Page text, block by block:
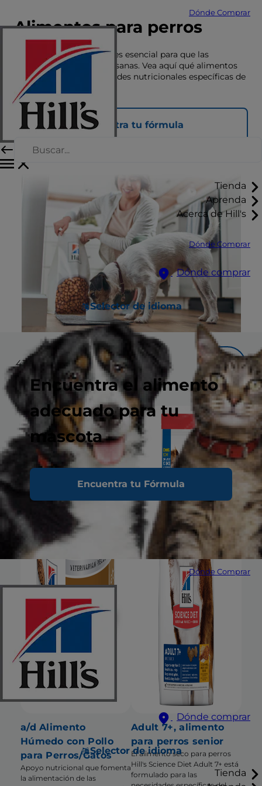
Dónde Comprar
Tienda
Aprenda
Acerca de Hill's
Dónde Comprar
Dónde comprar
Selector de idioma
Encuentra el alimento
adecuado para tu
mascota
Encuentra tu Fórmula
Dónde Comprar
Dónde comprar
Selector de idioma
Tienda
Alimentos para perros
Una nutrición adecuada es esencial para que las
mascotas vivan felices y sanas. Vea aquí qué alimentos
se adaptan a las necesidades nutricionales específicas de
su mascota.
Encuentra tu fórmula
43 resultados
Filtrar
a/d Alimento
Húmedo con Pollo
para Perros/Gatos
Apoyo nutricional que fomenta
la alimentación de las
Adult 7+, alimento
para perros senior
El alimento seco para perros
Hill's Science Diet Adult 7+ está
formulado para las